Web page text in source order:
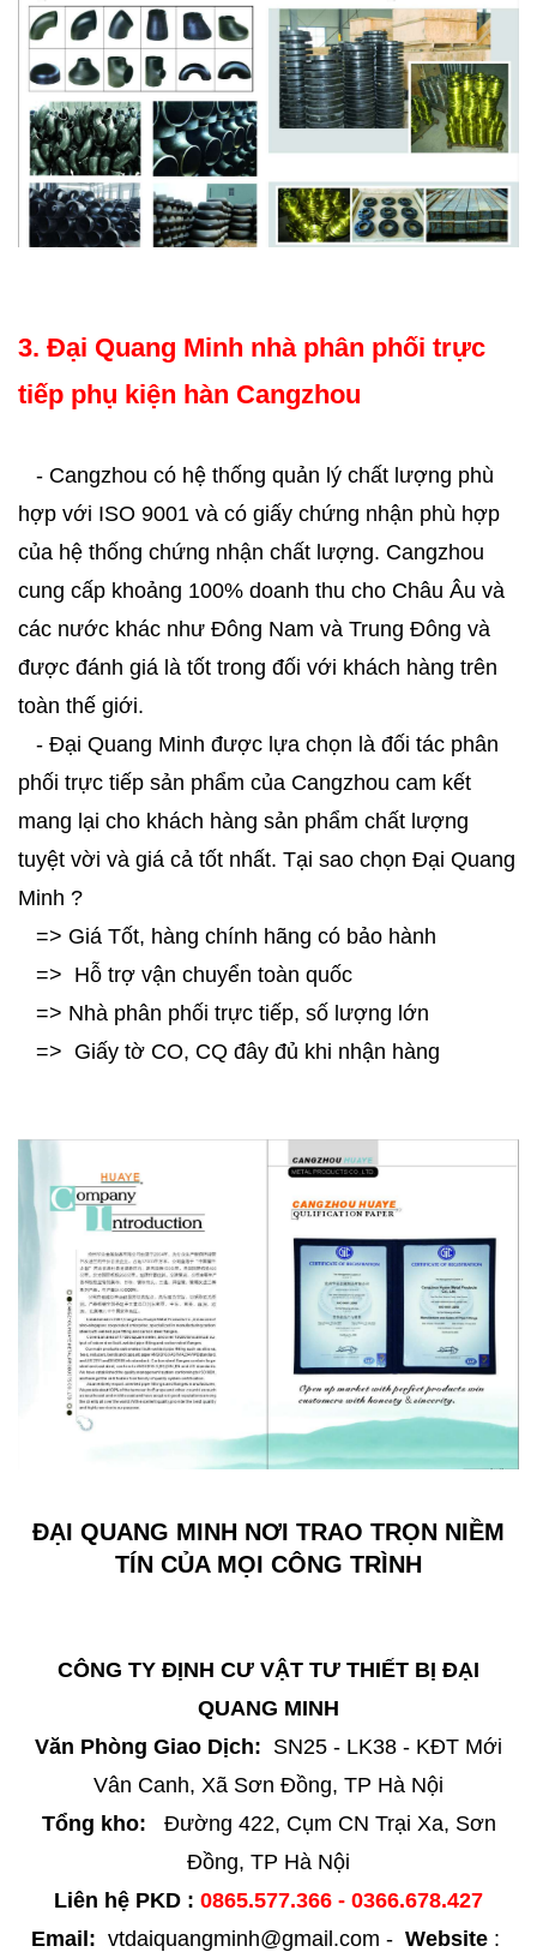
3. Đại Quang Minh nhà phân phối trực
tiếp phụ kiện hàn Cangzhou
- Cangzhou có hệ thống quản lý chất lượng phù
hợp với ISO 9001 và có giấy chứng nhận phù hợp
của hệ thống chứng nhận chất lượng. Cangzhou
cung cấp khoảng 100% doanh thu cho Châu Âu và
các nước khác như Đông Nam và Trung Đông và
được đánh giá là tốt trong đối với khách hàng trên
toàn thế giới.
- Đại Quang Minh được lựa chọn là đối tác phân
phối trực tiếp sản phẩm của Cangzhou cam kết
mang lại cho khách hàng sản phẩm chất lượng
tuyệt vời và giá cả tốt nhất. Tại sao chọn Đại Quang
Minh ?
=> Giá Tốt, hàng chính hãng có bảo hành
=> Hỗ trợ vận chuyển toàn quốc
=> Nhà phân phối trực tiếp, số lượng lớn
=> Giấy tờ CO, CQ đây đủ khi nhận hàng
ĐẠI QUANG MINH NƠI TRAO TRỌN NIỀM
TÍN CỦA MỌI CÔNG TRÌNH
CÔNG TY ĐỊNH CƯ VẬT TƯ THIẾT BỊ ĐẠI
QUANG MINH
​Văn Phòng Giao Dịch: SN25 - LK38 - KĐT Mới
Vân Canh, Xã Sơn Đồng, TP Hà Nội
Tổng kho: Đường 422, Cụm CN Trại Xa, Sơn
Đồng, TP Hà Nội
Liên hệ PKD : 0865.577.366 - 0366.678.427
Email: vtdaiquangminh@gmail.com - Website :